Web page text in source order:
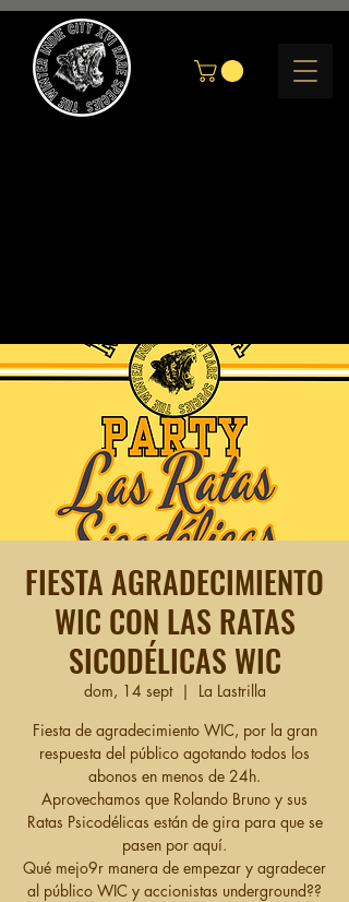
FIESTA AGRADECIMIENTO
WIC CON LAS RATAS
SICODÉLICAS WIC
dom, 14 sept
  |
La Lastrilla
Fiesta de agradecimiento WIC, por la gran
respuesta del público agotando todos los
abonos en menos de 24h.
Aprovechamos que Rolando Bruno y sus
Ratas Psicodélicas están de gira para que se
pasen por aquí.
Qué mejo9r manera de empezar y agradecer
al público WIC y accionistas underground??